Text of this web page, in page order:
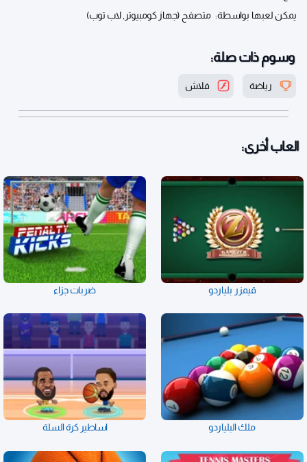
يمكن لعبها بواسطة: متصفح (جهاز كومبيوتر, لاب توب)
وسوم ذات صلة:
رياضة فلاش
العاب أخرى:
قيمزر بلياردو ضربات جزاء
ملك البلياردو اساطير كرة السلة